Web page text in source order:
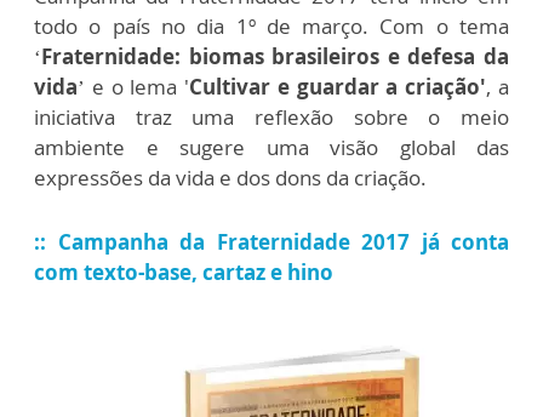
todo o país no dia 1º de março. Com o tema
‘Fraternidade: biomas brasileiros e defesa da
vida’ e o lema 'Cultivar e guardar a criação', a
iniciativa traz uma reflexão sobre o meio
ambiente e sugere uma visão global das
expressões da vida e dos dons da criação.
:: Campanha da Fraternidade 2017 já conta
com texto-base, cartaz e hino